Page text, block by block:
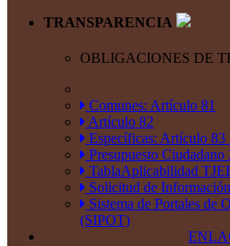
TRANSPARENCIA
OBLIGACIONES DE
Comunes: Artículo 81
Artículo 82
Específicas: Artículo
Presupuesto Ciudadano
TablaAplicabilidad
Solicitud de Información
Sistema de Portales de
(SIPOT)